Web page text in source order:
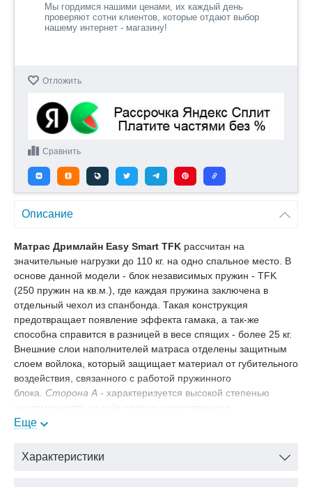
Мы гордимся нашими ценами, их каждый день
проверяют сотни клиентов, которые отдают выбор
нашему интернет - магазину!
Отложить
Сравнить
Описание
Матрас Дримлайн Easy Smart TFK рассчитан на
значительные нагрузки до 110 кг. на одно спальное место. В
основе данной модели - блок независимых пружин - TFK
(250 пружин на кв.м.), где каждая пружина заключена в
отдельный чехол из спанбонда. Такая конструкция
предотвращает появление эффекта гамака, а так-же
способна справится в разницей в весе спящих - более 25 кг.
Внешние слои наполнителей матраса отделены защитным
слоем войлока, который защищает материал от губительного
воздействия, связанного с работой пружинного
блока. Сторона А - характеризуется высокой степенью
анатомичности, за счёт слоя из искусственного
латекса.
очередь обеспечивает ярко выраженную поддержку
позвоночнику, а так-же более равномерно распределяет
Еще
Характеристики